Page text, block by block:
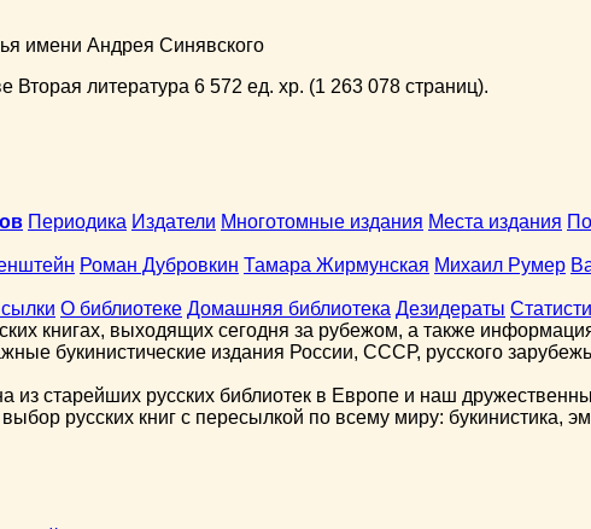
имени Андрея Синявского
Вторая литература 6 572 ед. хр. (1 263 078 страниц).
Периодика Издатели Многотомные издания Места издания
Роман Дубровкин Тамара Жирмунская Михаил Румер
О библиотеке Домашняя библиотека Дезидераты
книгах, выходящих сегодня за рубежом, а также
букинистические издания России, СССР, русского
из старейших русских библиотек в Европе и наш
русских книг с пересылкой по всему миру: букинистика,